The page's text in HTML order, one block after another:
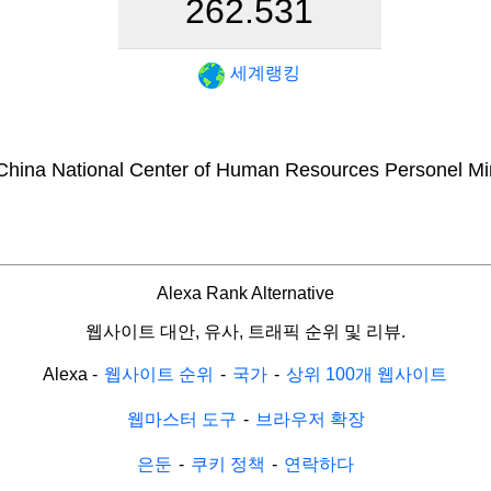
262.531
세계랭킹
National Center of Human Resources Personel
Alexa Rank Alternative
웹사이트 대안, 유사, 트래픽 순위 및 리뷰.
Alexa - 웹사이트 순위 - 국가 - 상위 100개 웹사이트
웹마스터 도구 - 브라우저 확장
은둔 - 쿠키 정책 - 연락하다